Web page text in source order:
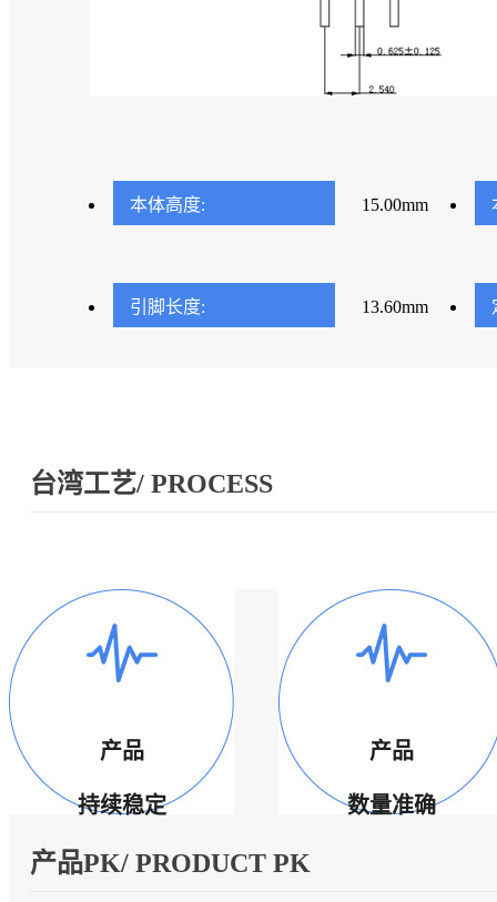
本体高度: 15.00mm
引脚长度: 13.60mm
台湾工艺/ PROCESS
产品
持续稳定
产品
数量准确
产品PK/ PRODUCT PK